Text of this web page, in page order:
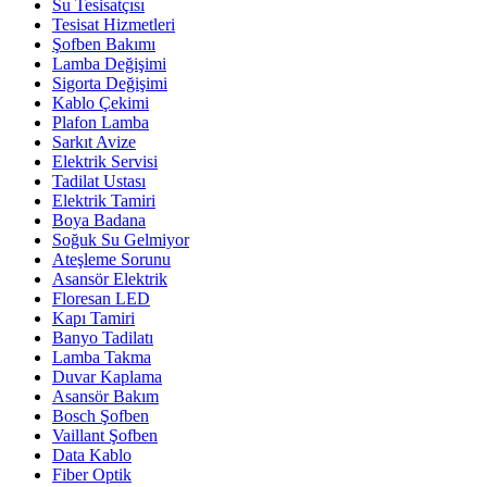
Su Tesisatçısı
Tesisat Hizmetleri
Şofben Bakımı
Lamba Değişimi
Sigorta Değişimi
Kablo Çekimi
Plafon Lamba
Sarkıt Avize
Elektrik Servisi
Tadilat Ustası
Elektrik Tamiri
Boya Badana
Soğuk Su Gelmiyor
Ateşleme Sorunu
Asansör Elektrik
Floresan LED
Kapı Tamiri
Banyo Tadilatı
Lamba Takma
Duvar Kaplama
Asansör Bakım
Bosch Şofben
Vaillant Şofben
Data Kablo
Fiber Optik